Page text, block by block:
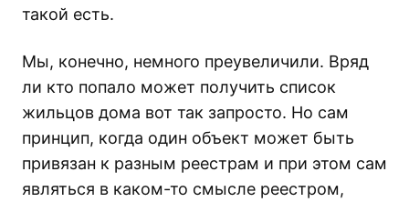
такой есть.
Мы, конечно, немного преувеличили. Вряд
ли кто попало может получить список
жильцов дома вот так запросто. Но сам
принцип, когда один объект может быть
привязан к разным реестрам и при этом сам
являться в каком-то смысле реестром,